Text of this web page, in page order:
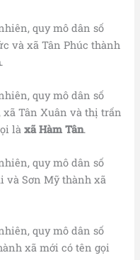
quy mô dân số
và xã Tân Phúc thành
.
quy mô dân số
xã Tân Xuân và thị trấn
làxã Hàm Tân.
quy mô dân số
và Sơn Mỹ thành xã
quy mô dân số
xã mới có tên gọi